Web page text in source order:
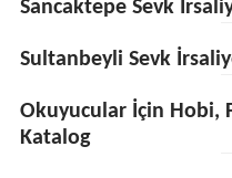
Sancaktepe Sevk
Sultanbeyli Sevk
Okuyucular İçin Hobi,
Katalog